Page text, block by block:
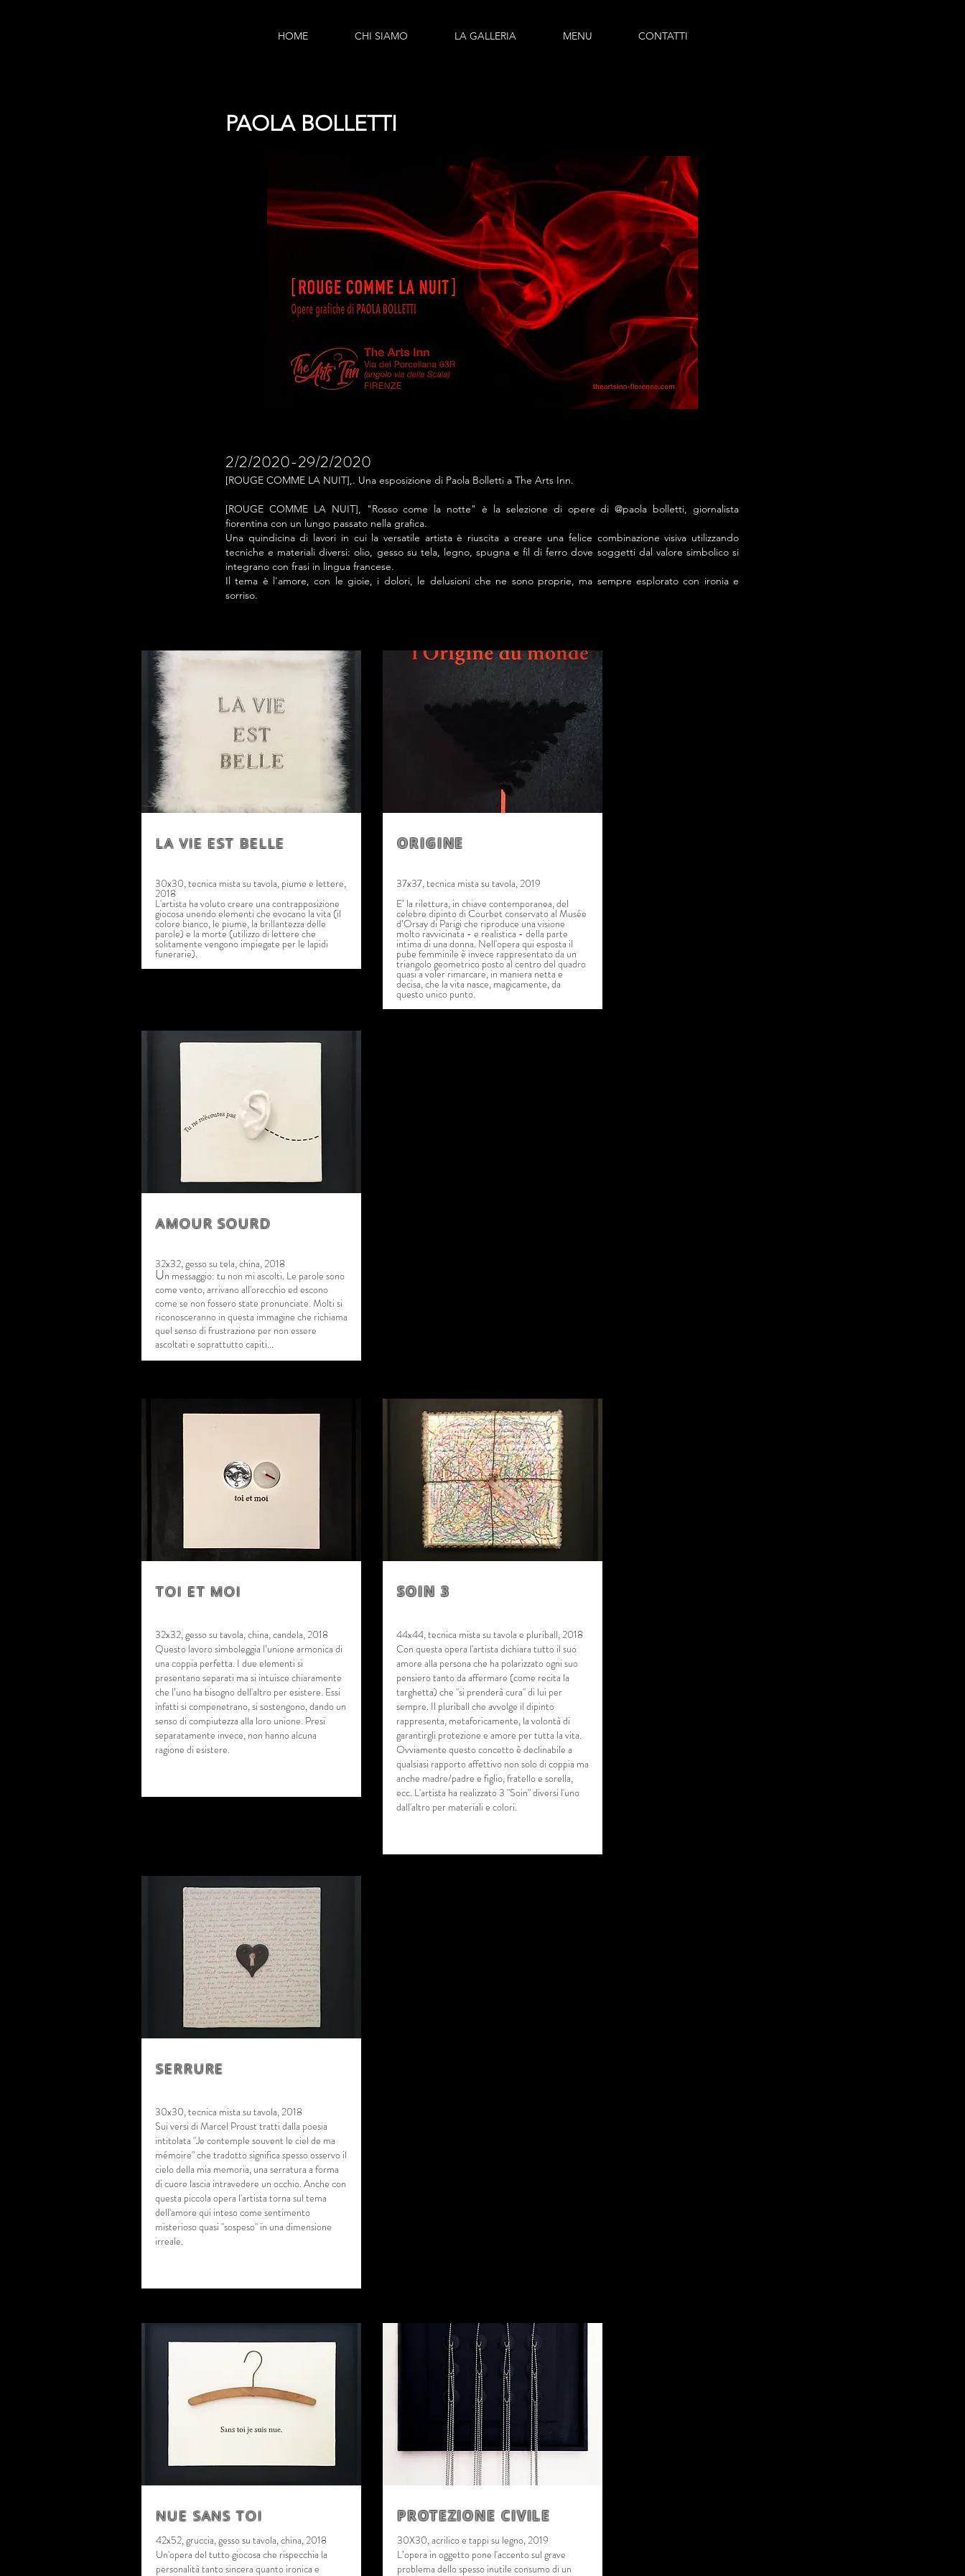
HOME CHI SIAMO LA GALLERIA MENU CONTATTI
PAOLA BOLLETTI
2/2/2020-29/2/2020
[ROUGE COMME LA NUIT],. Una esposizione di Paola Bolletti a The Arts Inn.
[ROUGE COMME LA NUIT], "Rosso come la notte" è la selezione di opere di @paola bolletti, giornalista
fiorentina con un lungo passato nella grafica.
Una quindicina di lavori in cui la versatile artistaè riuscita a creare una felice combinazione visiva utilizzando
tecniche e materiali diversi: olio, gesso su tela, legno, spugna e fil di ferro dove soggetti dal valore simbolico si
integrano con frasi in lingua francese.
Il tema è l'amore, con le gioie, i dolori, le delusioni che ne sono proprie, ma sempre esplorato con ironia e
sorriso.
LA VIE EST BELLE
30x30, tecnica mista su tavola, piume e lettere,
2018
L'artista ha voluto creare una contrapposizione
giocosa unendo elementi che evocano la vita (il
colore bianco, le piume, la brillantezza delle
parole) e la morte (utilizzo di lettere che
solitamente vengono impiegate per le lapidi
funerarie).
ORIGINE
37x37, tecnica mista su tavola, 2019
E’ la rilettura, in chiave contemporanea, del
celebre dipinto di Courbet conservato al Musée
d’Orsay di Parigi che riproduce una visione
molto ravvicinata - e realistica - della parte
intima di una donna. Nell'opera qui esposta il
pube femminile è invece rappresentato da un
triangolo geometrico posto al centro del quadro
quasi a voler rimarcare, in maniera netta e
decisa, che la vita nasce, magicamente, da
questo unico punto.
AMOUR SOURD
32x32, gesso su tela, china, 2018
Un messaggio: tu non mi ascolti. Le parole sono
come vento, arrivano all'orecchio ed escono
come se non fossero state pronunciate. Molti si
riconosceranno in questa immagine che richiama
quel senso di frustrazione per non essere
ascoltati e soprattutto capiti...
TOI ET MOI
32x32, gesso su tavola, china, candela, 2018
Questo lavoro simboleggia l’unione armonica di
una coppia perfetta. I due elementi si
presentano separati ma si intuisce chiaramente
che l’uno ha bisogno dell'altro per esistere. Essi
infatti si compenetrano, si sostengono, dando un
senso di compiutezza alla loro unione. Presi
separatamente invece, non hanno alcuna
ragione di esistere.
SOIN 3
44x44, tecnica mista su tavola e pluriball, 2018
Con questa opera l'artista dichiara tutto il suo
amore alla persona che ha polarizzato ogni suo
pensiero tanto da affermare (come recita la
targhetta) che "si prenderà cura" di lui per
sempre. Il pluriball che avvolge il dipinto
rappresenta, metaforicamente, la volontà di
garantirgli protezione e amore per tutta la vita.
Ovviamente questo concetto è declinabile a
qualsiasi rapporto affettivo non solo di coppia ma
anche madre/padre e figlio, fratello e sorella,
ecc. L'artista ha realizzato 3 "Soin" diversi l'uno
dall'altro per materiali e colori.
SERRURE
30x30, tecnica mista su tavola, 2018
Sui versi di Marcel Proust tratti dalla poesia
intitolata "Je contemple souvent le ciel de ma
mémoire" che tradotto significa spesso osservo il
cielo della mia memoria, una serratura a forma
di cuore lascia intravedere un occhio. Anche con
questa piccola opera l'artista torna sul tema
dell'amore qui inteso come sentimento
misterioso quasi "sospeso" in una dimensione
irreale.
NUE SANS TOI
42x52, gruccia, gesso su tavola, china, 2018
Un'opera del tutto giocosa che rispecchia la
personalità tanto sincera quanto ironica e
PROTEZIONE CIVILE
30X30, acrilico e tappi su legno, 2019
L’opera in oggetto pone l'accento sul grave
problema dello spesso inutile consumo di un